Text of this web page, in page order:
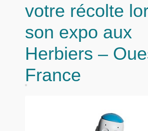
votre récolte
son expo aux
Herbiers –
France